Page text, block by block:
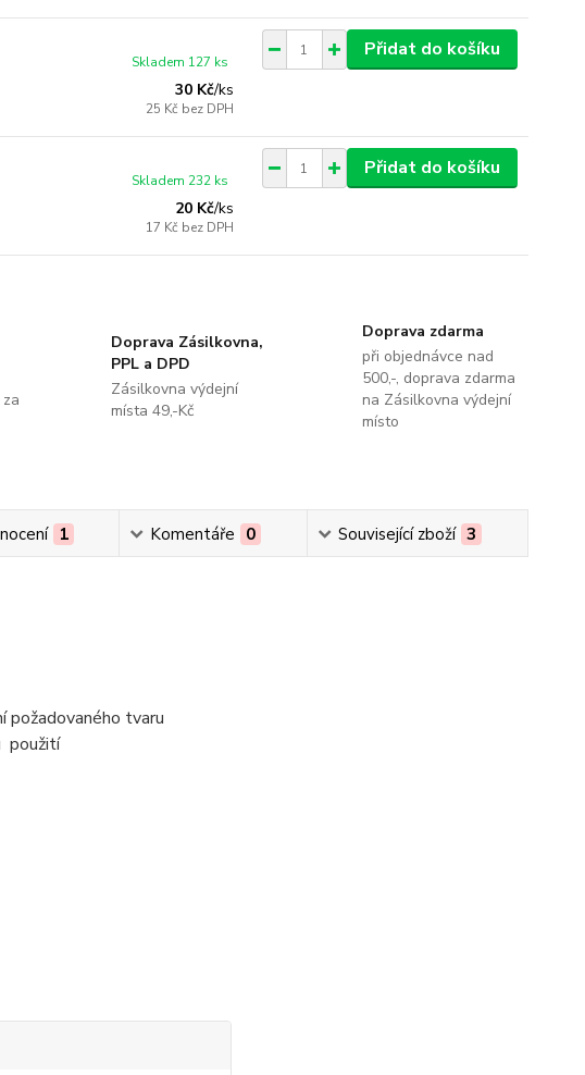
30 Kč/ks
25 Kč bez DPH
Skladem 127 ks
Přidat do košíku
20 Kč/ks
17 Kč bez DPH
Skladem 232 ks
Přidat do košíku
Doprava Zásilkovna,
PPL a DPD
Zásilkovna výdejní
místa 49,-Kč
Doprava zdarma
při objednávce nad
500,-, doprava zdarma
na Zásilkovna výdejní
místo
1 Komentáře 0 Související zboží 3
požadovaného tvaru
použití